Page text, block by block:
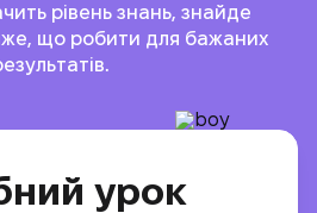
рівень знань, знайде
що робити для бажаних
урок